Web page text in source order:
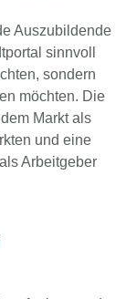
Auszubildende
sinnvoll
sondern
möchten. Die
Markt als
und eine
Arbeitgeber